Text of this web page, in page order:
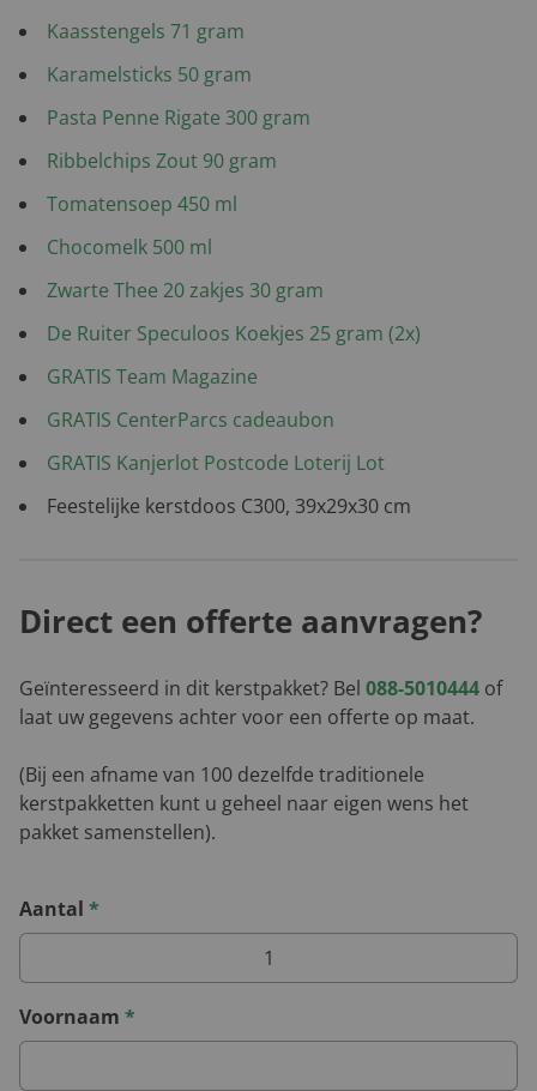
Kaasstengels 71 gram
Karamelsticks 50 gram
Pasta Penne Rigate 300 gram
Ribbelchips Zout 90 gram
Tomatensoep 450 ml
Chocomelk 500 ml
Zwarte Thee 20 zakjes 30 gram
De Ruiter Speculoos Koekjes 25 gram (2x)
GRATIS Team Magazine
GRATIS CenterParcs cadeaubon
GRATIS Kanjerlot Postcode Loterij Lot
Feestelijke kerstdoos C300, 39x29x30 cm
Direct een offerte aanvragen?
Geïnteresseerd in dit kerstpakket? Bel 088-5010444 of
laat uw gegevens achter voor een offerte op maat.
(Bij een afname van 100 dezelfde traditionele
kerstpakketten kunt u geheel naar eigen wens het
pakket samenstellen).
Aantal *
Voornaam *